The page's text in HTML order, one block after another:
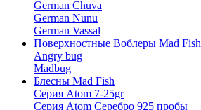
German Chuva
German Nunu
German Vassal
Поверхностные Воблеры Mad Fish
Angry bug
Madbug
Блесны Mad Fish
Серия Atom 7-25gr
Серия Atom Серебро 925 пробы